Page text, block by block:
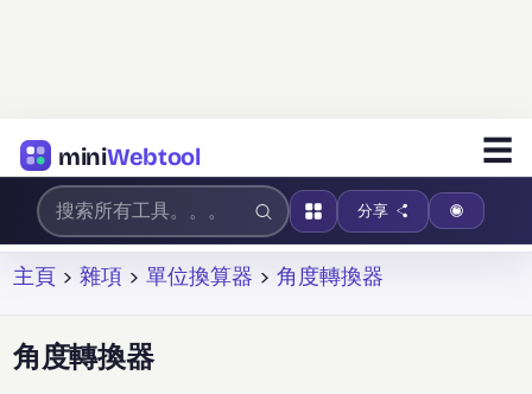
miniWebtool ☰
分享
主頁 >雜項 >單位換算器 >角度轉換器
角度轉換器